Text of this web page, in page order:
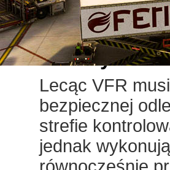
Zasady
Lecąc VFR
bezpiecznej
strefie
jednak
równocześnie